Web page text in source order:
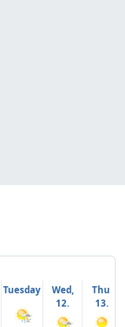
Tuesday
Wed,
12.
Thu,
13.